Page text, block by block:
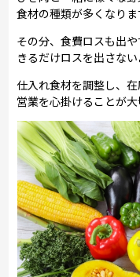
食材の種類が多くなりま
その分、食費ロスも出
きるだけロスを出さない
仕入れ食材を調整し、
営業を心掛けることが大